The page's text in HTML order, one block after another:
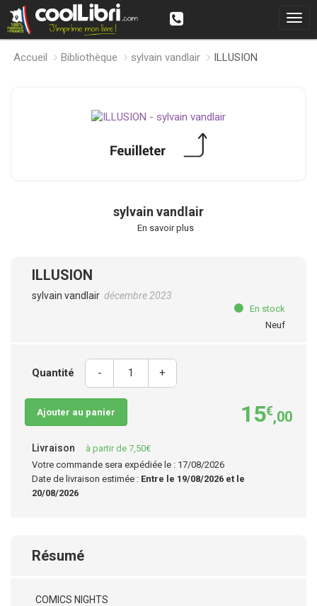
Accueil Bibliothèque sylvain vandlair ILLUSION
sylvain vandlair
En savoir plus
ILLUSION
sylvain vandlair décembre 2023
En stock
Neuf
Quantité - +
Ajouter au panier 15€,00
Livraison
à partir de 7,50€
Votre commande sera expédiée le : 17/08/2026
Date de livraison estimée : Entre le 19/08/2026 et le
20/08/2026
Résumé
COMICS NIGHTS